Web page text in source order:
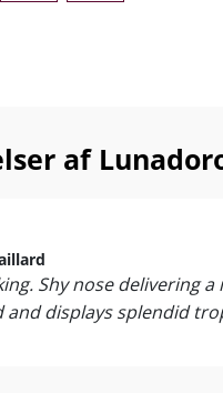
af
Shy nose delivering
displays splendid